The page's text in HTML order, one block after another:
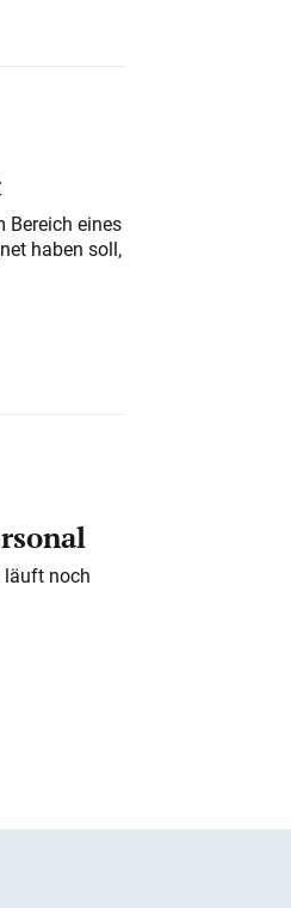
Bereich eines
haben soll,
läuft noch